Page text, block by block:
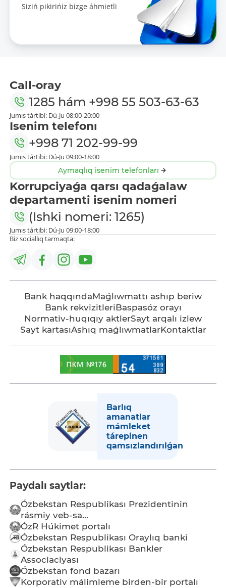
Siziń pikirińiz bizge áhmietli
Call-oray
1285 hám +998 55 503-63-63
Jumıs tártibi: Dú-Ju 08:00-20:00
Isenim telefonı
+998 71 202-99-99
Jumıs tártibi: Dú-Ju 09:00-18:00
Aymaqlıq isenim telefonları
Korrupciyaǵa qarsı qadaǵalaw
departamenti isenim nomeri
(Ishki nomeri: 1265)
Jumıs tártibi: Dú-Ju 09:00-18:00
Biz sociallıq tarmaqta:
Bank haqqındaMaǵlıwmattı ashıp beriw
Bank rekvizitleriBaspasóz orayı
Normativ-huqıqıy aktlerSayt arqalı izlew
Sayt kartasıAshıq maǵlıwmatlarKontaktlar
Barlıq
amanatlar
mámleket
tárepinen
qamsızlandırılǵan
Paydalı saytlar:
Ózbekstan Respublikası Prezidentinin
rásmiy veb-sa...
ÓzR Húkimet portalı
Ózbekstan Respublikası Oraylıq banki
Ózbekstan Respublikası Bankler
Associaciyası
Ózbekstan fond bazarı
Korporativ málimleme birden-bir portalı